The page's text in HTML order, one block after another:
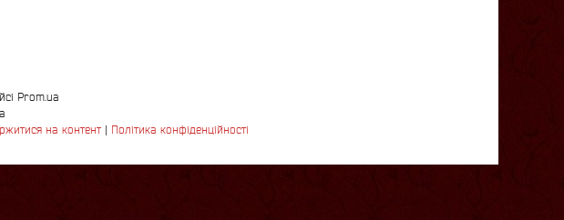
Prom.ua
на контент
Політика конфіденційності